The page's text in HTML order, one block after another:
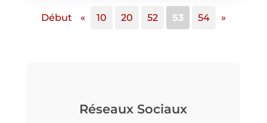
Début « 10 20 52 53 54 »
Réseaux Sociaux